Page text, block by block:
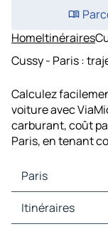
HomeItinéraires
Cussy - Paris :
Calculez
voiture avec
carburant, coût
Paris, en tenant
Paris
Paris Cartes et
Paris Trafic
Itinéraires